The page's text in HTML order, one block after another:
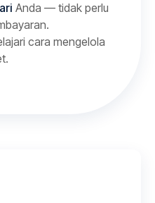
Anda — tidak perlu
cara mengelola